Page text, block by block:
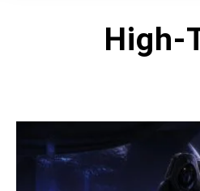
High-